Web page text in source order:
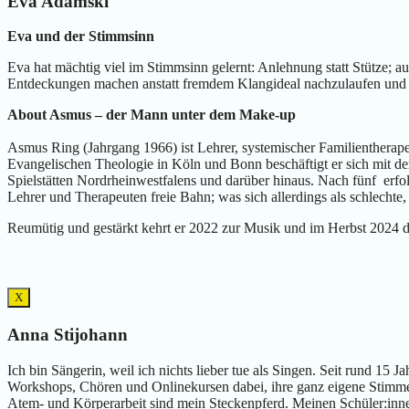
Eva und der Stimmsinn
Eva hat mächtig viel im Stimmsinn gelernt: Anlehnung statt Stütze;
Entdeckungen machen anstatt fremdem Klangideal nachzulaufen
About Asmus – der Mann unter dem Make-up
Asmus Ring (Jahrgang 1966) ist Lehrer, systemischer
Evangelischen Theologie in Köln und Bonn beschäftigt er sich mit
Spielstätten Nordrheinwestfalens und darüber hinaus. Nach fünf
Lehrer und Therapeuten freie Bahn; was sich allerdings als
Reumütig und gestärkt kehrt er 2022 zur Musik und im Herbst
X
Anna Stijohann
Ich bin Sängerin, weil ich nichts lieber tue als Singen. Seit rund 15
Workshops, Chören und Onlinekursen dabei, ihre ganz eigene
Atem- und Körperarbeit sind mein Steckenpferd. Meinen